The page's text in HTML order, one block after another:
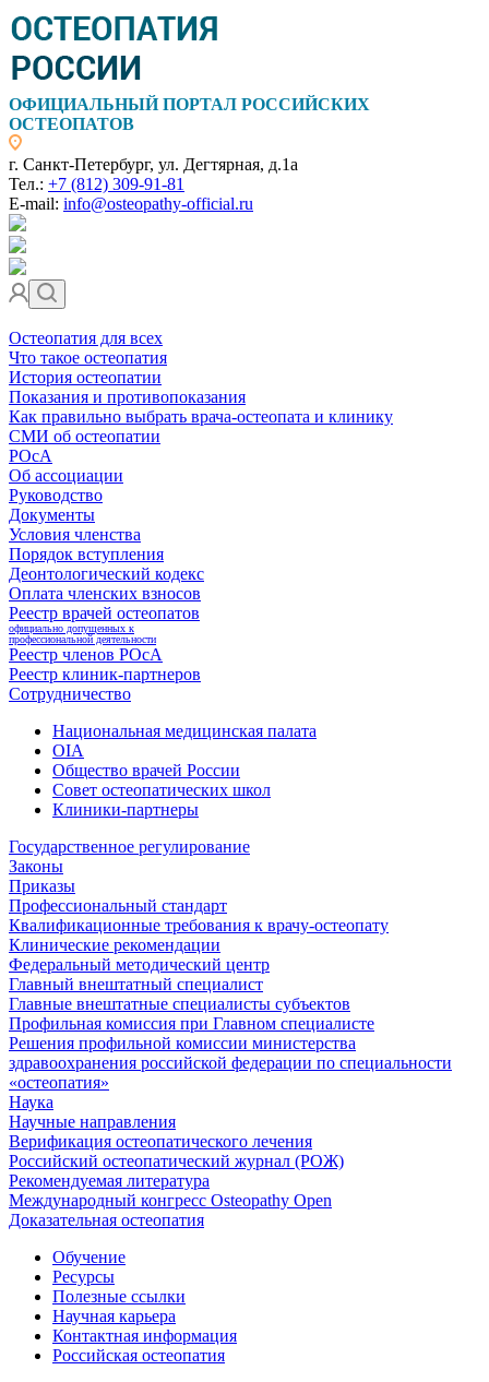
ОФИЦИАЛЬНЫЙ ПОРТАЛ РОССИЙСКИХ
ОСТЕОПАТОВ
г. Санкт-Петербург, ул. Дегтярная, д.1а
Тел.: +7 (812) 309-91-81
E-mail: info@osteopathy-official.ru
Остеопатия для всех
Что такое остеопатия
История остеопатии
Показания и противопоказания
Как правильно выбрать врача-остеопата и клинику
СМИ об остеопатии
РОсА
Об ассоциации
Руководство
Документы
Условия членства
Порядок вступления
Деонтологический кодекс
Оплата членских взносов
Реестр врачей остеопатов
официально допущенных к
профессиональной деятельности
Реестр членов РОсА
Реестр клиник-партнеров
Сотрудничество
Национальная медицинская палата
OIA
Общество врачей России
Совет остеопатических школ
Клиники-партнеры
Государственное регулирование
Законы
Приказы
Профессиональный стандарт
Квалификационные требования к врачу-остеопату
Клинические рекомендации
Федеральный методический центр
Главный внештатный специалист
Главные внештатные специалисты субъектов
Профильная комиссия при Главном специалисте
Решения профильной комиссии министерства
здравоохранения российской федерации по специальности
«остеопатия»
Наука
Научные направления
Верификация остеопатического лечения
Российский остеопатический журнал (РОЖ)
Рекомендуемая литература
Международный конгресс Osteopathy Open
Доказательная остеопатия
Обучение
Ресурсы
Полезные ссылки
Научная карьера
Контактная информация
Российская остеопатия